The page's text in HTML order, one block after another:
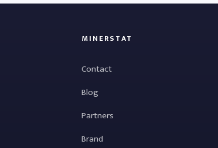
MINERSTAT
Contact
Blog
Partners
Brand